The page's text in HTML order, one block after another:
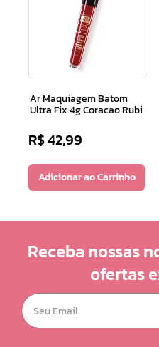
Ar Maquiagem Batom
Ultra Fix 4g Coracao Rubi
R$42,99
Adicionar ao Carrinho
Receba nossas
ofertas